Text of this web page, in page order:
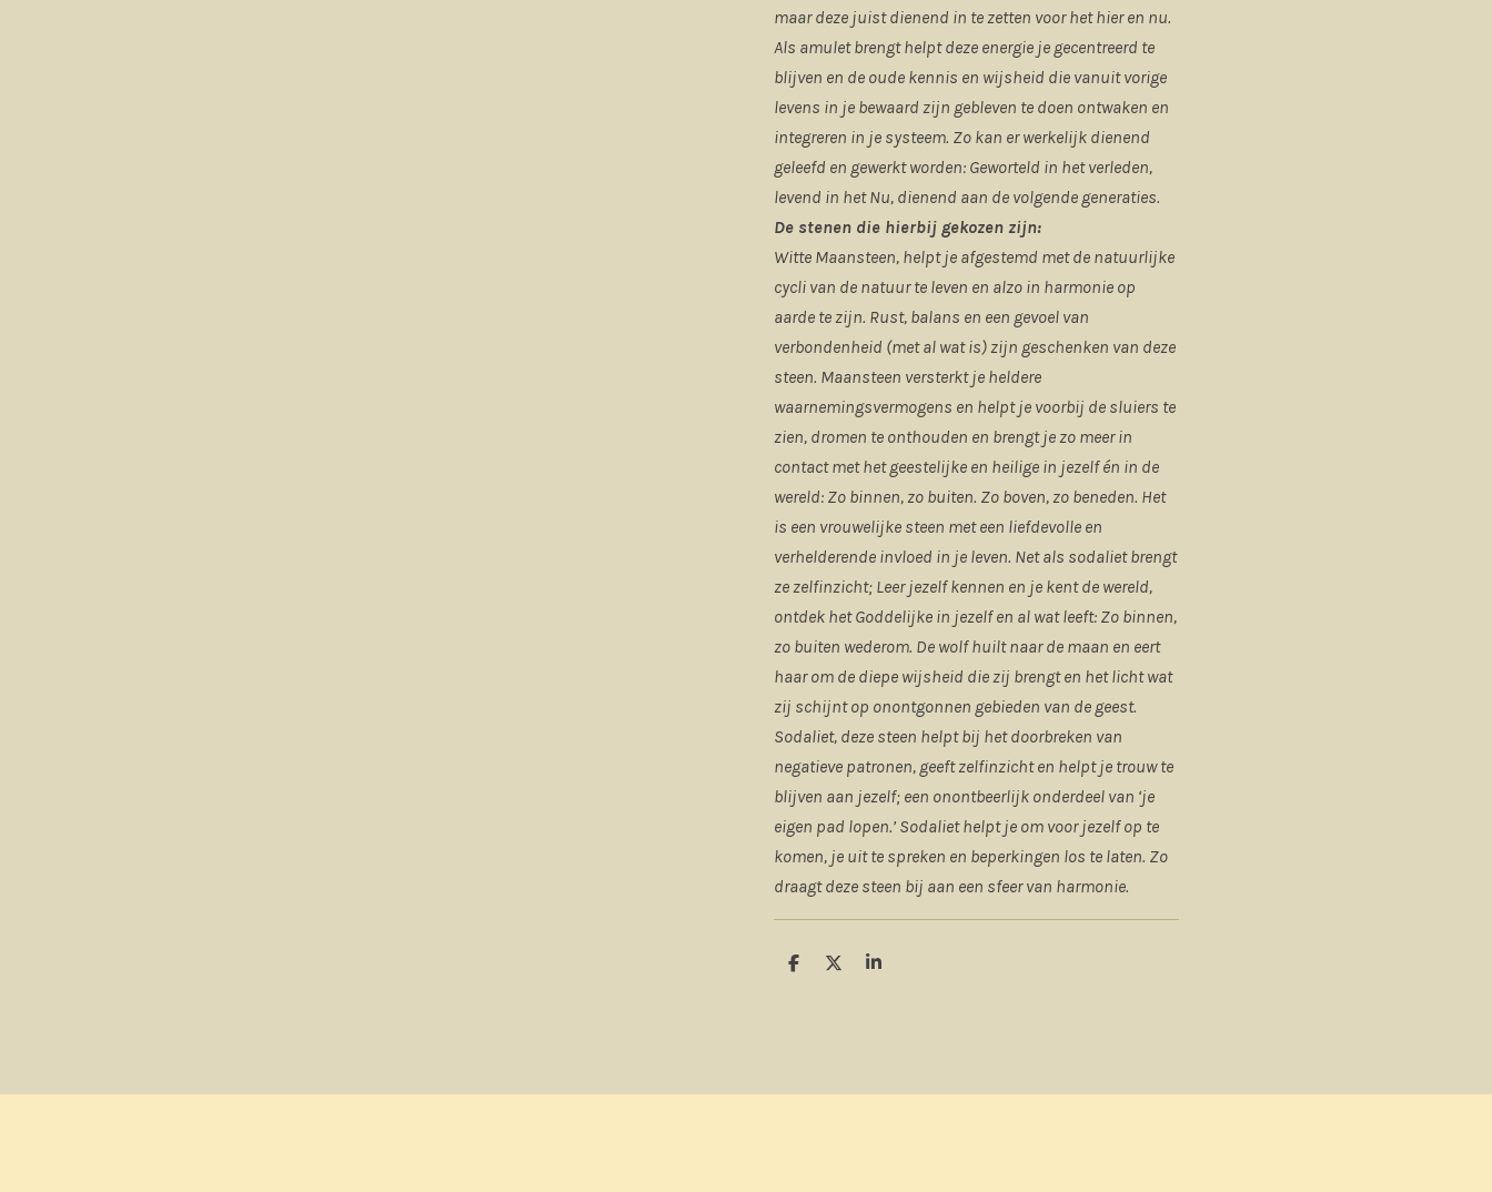
maar deze juist dienend in te zetten voor het hier en nu.
Als amulet brengt helpt deze energie je gecentreerd te
blijven en de oude kennis en wijsheid die vanuit vorige
levens in je bewaard zijn gebleven te doen ontwaken en
integreren in je systeem. Zo kan er werkelijk dienend
geleefd en gewerkt worden: Geworteld in het verleden,
levend in het Nu, dienend aan de volgende generaties.
De stenen die hierbij gekozen zijn:
Witte Maansteen, helpt je afgestemd met de natuurlijke
cycli van de natuur te leven en alzo in harmonie op
aarde te zijn. Rust, balans en een gevoel van
verbondenheid (met al wat is) zijn geschenken van deze
steen. Maansteen versterkt je heldere
waarnemingsvermogens en helpt je voorbij de sluiers te
zien, dromen te onthouden en brengt je zo meer in
contact met het geestelijke en heilige in jezelf én in de
wereld: Zo binnen, zo buiten. Zo boven, zo beneden. Het
is een vrouwelijke steen met een liefdevolle en
verhelderende invloed in je leven. Net als sodaliet brengt
ze zelfinzicht; Leer jezelf kennen en je kent de wereld,
ontdek het Goddelijke in jezelf en al wat leeft: Zo binnen,
zo buiten wederom. De wolf huilt naar de maan en eert
haar om de diepe wijsheid die zij brengt en het licht wat
zij schijnt op onontgonnen gebieden van de geest.
Sodaliet, deze steen helpt bij het doorbreken van
negatieve patronen, geeft zelfinzicht en helpt je trouw te
blijven aan jezelf; een onontbeerlijk onderdeel van ‘je
eigen pad lopen.’ Sodaliet helpt je om voor jezelf op te
komen, je uit te spreken en beperkingen los te laten. Zo
draagt deze steen bij aan een sfeer van harmonie.
D
D
S